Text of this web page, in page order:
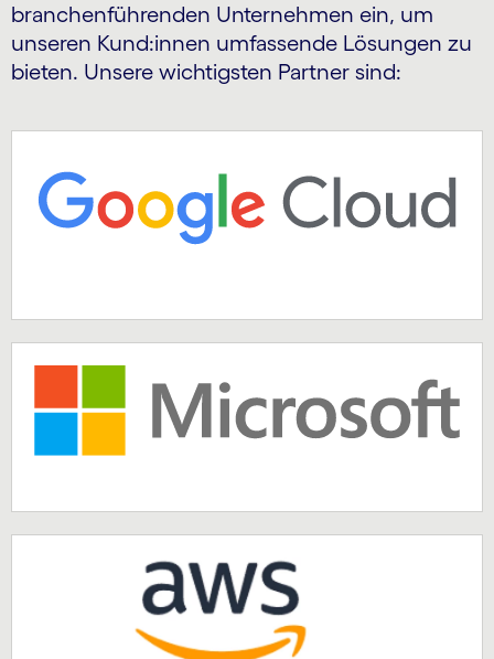
branchenführenden Unternehmen ein, um
unseren Kund:innen umfassende Lösungen zu
bieten. Unsere wichtigsten Partner sind: